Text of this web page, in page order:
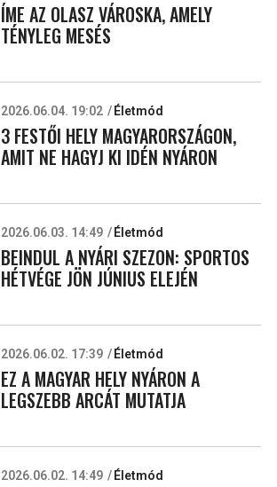
ÍME AZ OLASZ VÁROSKA, AMELY
TÉNYLEG MESÉS
2026.06.04. 19:02 Életmód
3 FESTŐI HELY MAGYARORSZÁGON,
AMIT NE HAGYJ KI IDÉN NYÁRON
2026.06.03. 14:49 Életmód
BEINDUL A NYÁRI SZEZON: SPORTOS
HÉTVÉGE JÖN JÚNIUS ELEJÉN
2026.06.02. 17:39 Életmód
EZ A MAGYAR HELY NYÁRON A
LEGSZEBB ARCÁT MUTATJA
2026.06.02. 14:49 Életmód